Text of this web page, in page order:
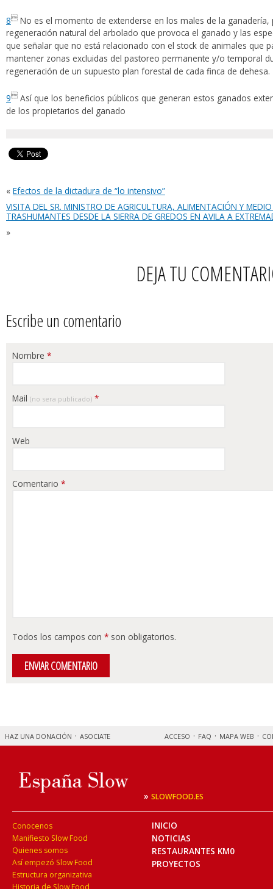
8 No es el momento de extenderse en los males de la
regeneración natural del arbolado que provoca el ganado y las
que señalar que no está relacionado con el stock de animales que
mantener zonas excluidas del pastoreo permanente y/o temporal
regeneración de un supuesto plan forestal de cada finca de dehesa.
9 Así que los beneficios públicos que generan estos ganados
de los propietarios del ganado
« Efectos de la dictadura de “lo intensivo”
VISITA DEL SR. MINISTRO DE AGRICULTURA, ALIMENTACIÓN Y
TRASHUMANTES DESDE LA SIERRA DE GREDOS EN AVILA A
»
DEJA TU
Escribe un comentario
Nombre *
Mail (no sera publicado) *
Web
Comentario *
Todos los campos con * son obligatorios.
HAZ UNA DONACIÓN ASOCIATE ACCESO FAQ MAPA WEB
» SLOWFOOD.ES
Conocenos
Manifiesto Slow Food
Quienes somos
Así empezó Slow Food
Estructura organizativa
Historia de Slow Food
INICIO
NOTICIAS
RESTAURANTES KM0
PROYECTOS